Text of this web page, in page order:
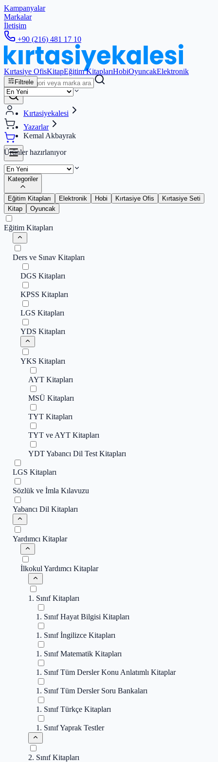
Kampanyalar
Markalar
İletişim
+90 (216) 481 17 10
Kırtasiye OfisKitapEğitim KitaplarıHobiOyuncakElektronik
Filtrele
Kırtasiyekalesi
Yazarlar
Kemal Akbayrak
Ürünler hazırlanıyor
Kategoriler
Eğitim Kitapları Elektronik Hobi Kırtasiye Ofis
Kırtasiye Seti
Kitap
Oyuncak
Eğitim Kitapları
Ders ve Sınav Kitapları
DGS Kitapları
KPSS Kitapları
LGS Kitapları
YDS Kitapları
YKS Kitapları
AYT Kitapları
MSÜ Kitapları
TYT Kitapları
TYT ve AYT Kitapları
YDT Yabancı Dil Test Kitapları
LGS Kitapları
Sözlük ve İmla Kılavuzu
Yabancı Dil Kitapları
Yardımcı Kitaplar
İlkokul Yardımcı Kitaplar
1. Sınıf Kitapları
1. Sınıf Hayat Bilgisi Kitapları
1. Sınıf İngilizce Kitapları
1. Sınıf Matematik Kitapları
1. Sınıf Tüm Dersler Konu Anlatımlı Kitaplar
1. Sınıf Tüm Dersler Soru Bankaları
1. Sınıf Türkçe Kitapları
1. Sınıf Yaprak Testler
2. Sınıf Kitapları